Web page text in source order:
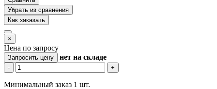
Убрать из сравнения
Как заказать
×
Цена по запросу
Запросить цену нет на складе
- +
Минимальный заказ 1 шт.